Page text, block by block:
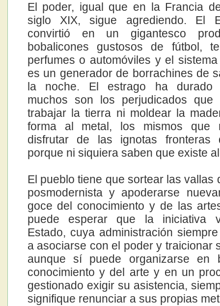
El poder, igual que en la Francia
siglo XIX, sigue agrediendo. El
convirtió en un gigantesco
bobalicones gustosos de fútbol,
perfumes o automóviles y el
es un generador de borrachines de
la noche. El estrago ha durado
muchos son los perjudicados que
trabajar la tierra ni moldear la
forma al metal, los mismos que
disfrutar de las ignotas fronteras
porque ni siquiera saben que existe
El pueblo tiene que sortear las vallas
posmodernista y apoderarse
goce del conocimiento y de las
puede esperar que la iniciativa
Estado, cuya administración
a asociarse con el poder y traicionar
aunque sí puede organizarse en
conocimiento y del arte y en un
gestionado exigir su asistencia,
signifique renunciar a sus propias